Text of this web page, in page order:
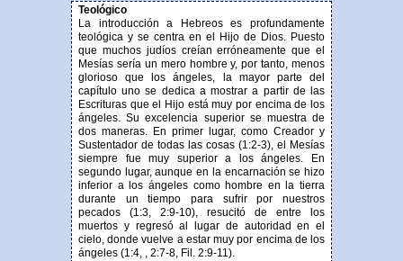
Teológico
La introducción a Hebreos es profundamente
teológica y se centra en el Hijo de Dios. Puesto
que muchos judíos creían erróneamente que el
Mesías sería un mero hombre y, por tanto, menos
glorioso que los ángeles, la mayor parte del
capítulo uno se dedica a mostrar a partir de las
Escrituras que el Hijo está muy por encima de los
ángeles. Su excelencia superior se muestra de
dos maneras. En primer lugar, como Creador y
Sustentador de todas las cosas (1:2-3), el Mesías
siempre fue muy superior a los ángeles. En
segundo lugar, aunque en la encarnación se hizo
inferior a los ángeles como hombre en la tierra
durante un tiempo para sufrir por nuestros
pecados (1:3, 2:9-10), resucitó de entre los
muertos y regresó al lugar de autoridad en el
cielo, donde vuelve a estar muy por encima de los
ángeles (1:4, , 2:7-8, Fil. 2:9-11).